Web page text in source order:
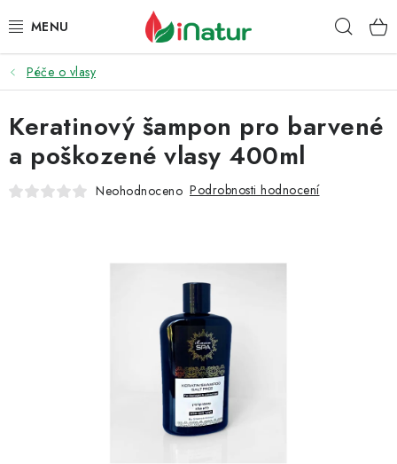
na
POTRAVINY
OŘECHY A SUŠENÉ PLODY
SNACKY
EKO DROGERIE A KOSMETIKA
Péče o vlasy
Keratinový šampon pro barvené
a poškozené vlasy 400ml
Neohodnoceno Podrobnosti hodnocení